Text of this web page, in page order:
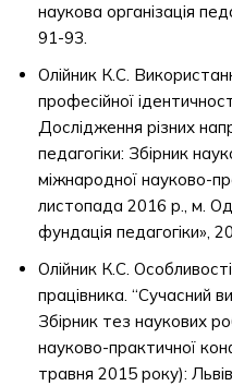
наукова організація
91-93.
Олійник К.С.
професійної
Дослідження різних
педагогіки: Збірник
міжнародної науково-
листопада 2016 р., м.
фундація педагогіки»,
Олійник К.С.
працівника. “Сучасний
Збірник тез наукових
науково-практичної
травня 2015 року):